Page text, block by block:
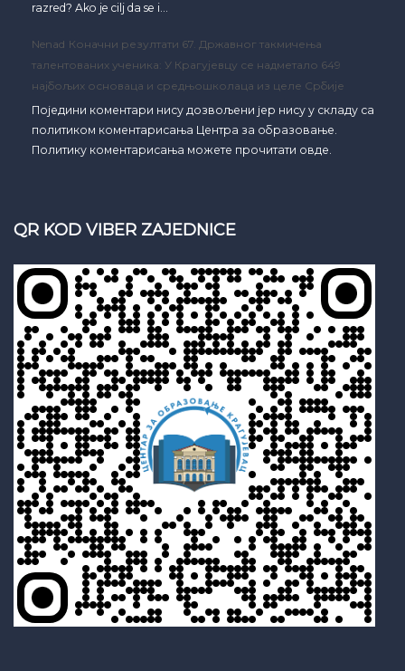
razred? Ako je cilj da se i…
Nenad Коначни резултати 67. Државног такмичења
талентованих ученика: У Крагујевцу се надметало 649
најбољих основаца и средњошколаца из целе Србије
Поједини коментари нису дозвољени јер нису у складу са
политиком коментарисања Центра за образовање.
Политику коментарисања можете прочитати овде.
QR KOD VIBER ZAJEDNICE